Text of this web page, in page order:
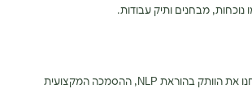
מבחנים ותיק עבודות.
בקורס NLP, איכות המנחים חשובה לא פחות מערך התוכן. בחנו את הוותק בהוראת NLP, ההסמכה המקצועית